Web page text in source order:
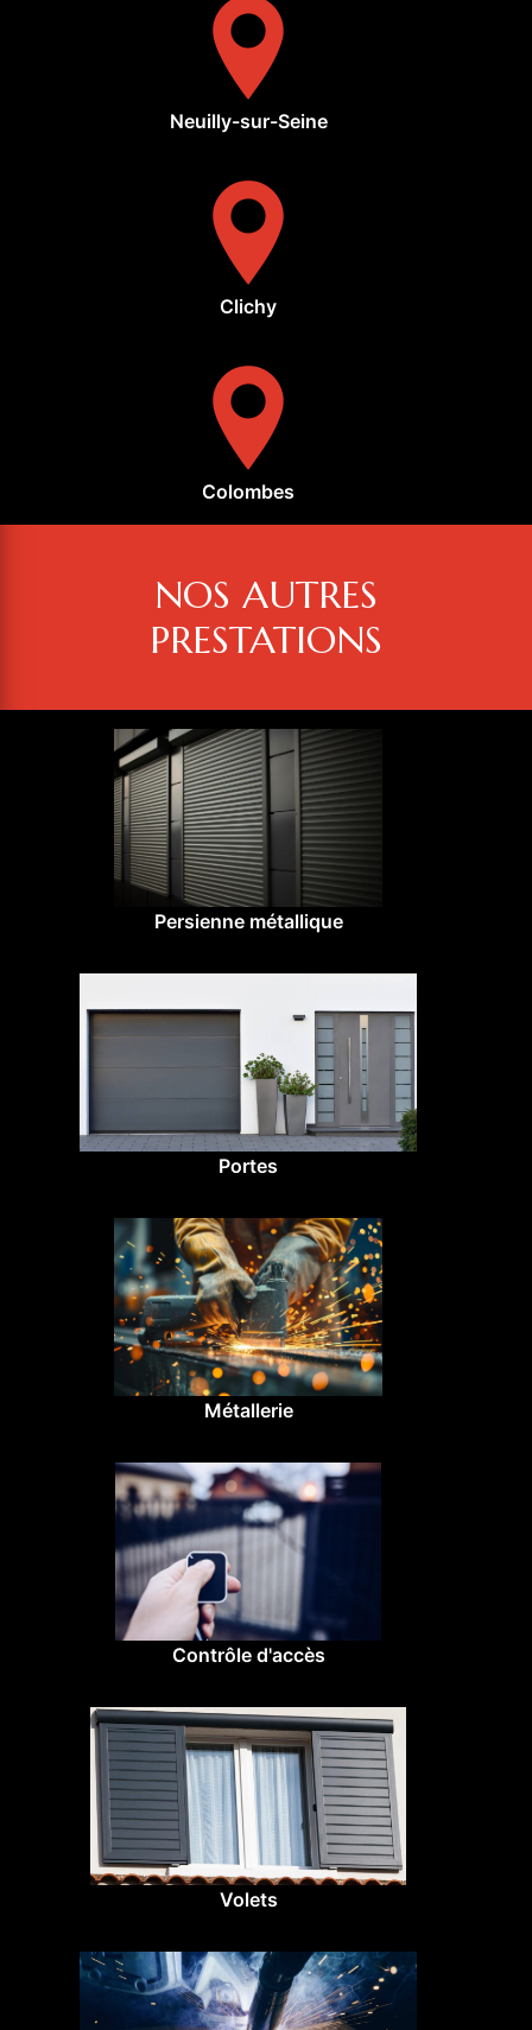
Neuilly-sur-Seine
Clichy
Colombes
NOS AUTRES
PRESTATIONS
Persienne métallique
Portes
Métallerie
Contrôle d'accès
Volets